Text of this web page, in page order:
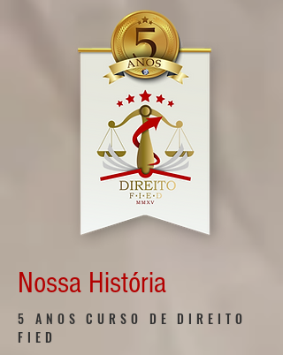
Nossa História
5 ANOS CURSO DE DIREITO
FIED